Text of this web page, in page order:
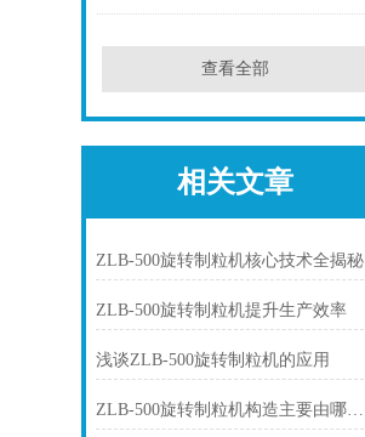
查看全部
相关文章
ZLB-500旋转制粒机核心技术全揭秘
ZLB-500旋转制粒机提升生产效率
浅谈ZLB-500旋转制粒机的应用
ZLB-500旋转制粒机构造主要由哪几部分组成